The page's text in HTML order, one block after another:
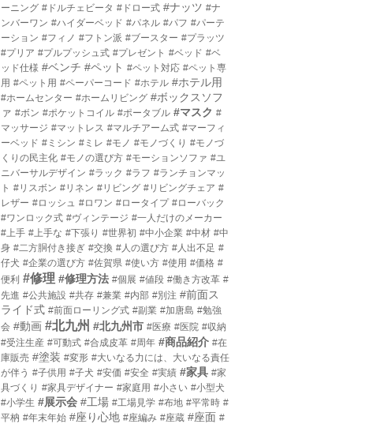
ーニング #ドルチェビータ #ドロー式 #ナッツ #ナ
ンバーワン #ハイダーベッド #パネル #パフ #パーテ
ーション #フィノ #フトン派 #ブースター #プラッツ
#プリア #プルプッシュ式 #プレゼント #ベッド #ベ
ッド仕様 #ベンチ #ペット #ペット対応 #ペット専
用 #ペット用 #ペーパーコード #ホテル #ホテル用
#ホームセンター #ホームリビング #ボックスソフ
ァ #ボン #ポケットコイル #ポータブル #マスク #
マッサージ #マットレス #マルチアーム式 #マーフィ
ーベッド #ミシン #ミレ #モノ #モノづくり #モノづ
くりの民主化 #モノの選び方 #モーションソファ #ユ
ニバーサルデザイン #ラック #ラフ #ランチョンマッ
ト #リスボン #リネン #リビング #リビングチェア #
レザー #ロッシュ #ロワン #ロータイプ #ローバック
#ワンロック式 #ヴィンテージ #一人だけのメーカー
#上手 #上手な #下張り #世界初 #中小企業 #中材 #中
身 #二方胴付き接ぎ #交換 #人の選び方 #人出不足 #
仔犬 #企業の選び方 #佐賀県 #使い方 #使用 #価格 #
便利 #修理 #修理方法 #個展 #値段 #働き方改革 #
先進 #公共施設 #共存 #兼業 #内部 #別注 #前面ス
ライド式 #前面ローリング式 #副業 #加唐島 #勉強
会 #動画 #北九州 #北九州市 #医療 #医院 #収納
#受注生産 #可動式 #合成皮革 #周年 #商品紹介 #在
庫販売 #塗装 #変形 #大いなる力には、大いなる責任
が伴う #子供用 #子犬 #安価 #安全 #実績 #家具 #家
具づくり #家具デザイナー #家庭用 #小さい #小型犬
#小学生 #展示会 #工場 #工場見学 #布地 #平常時 #
平枘 #年末年始 #座り心地 #座編み #座蔵 #座面 #